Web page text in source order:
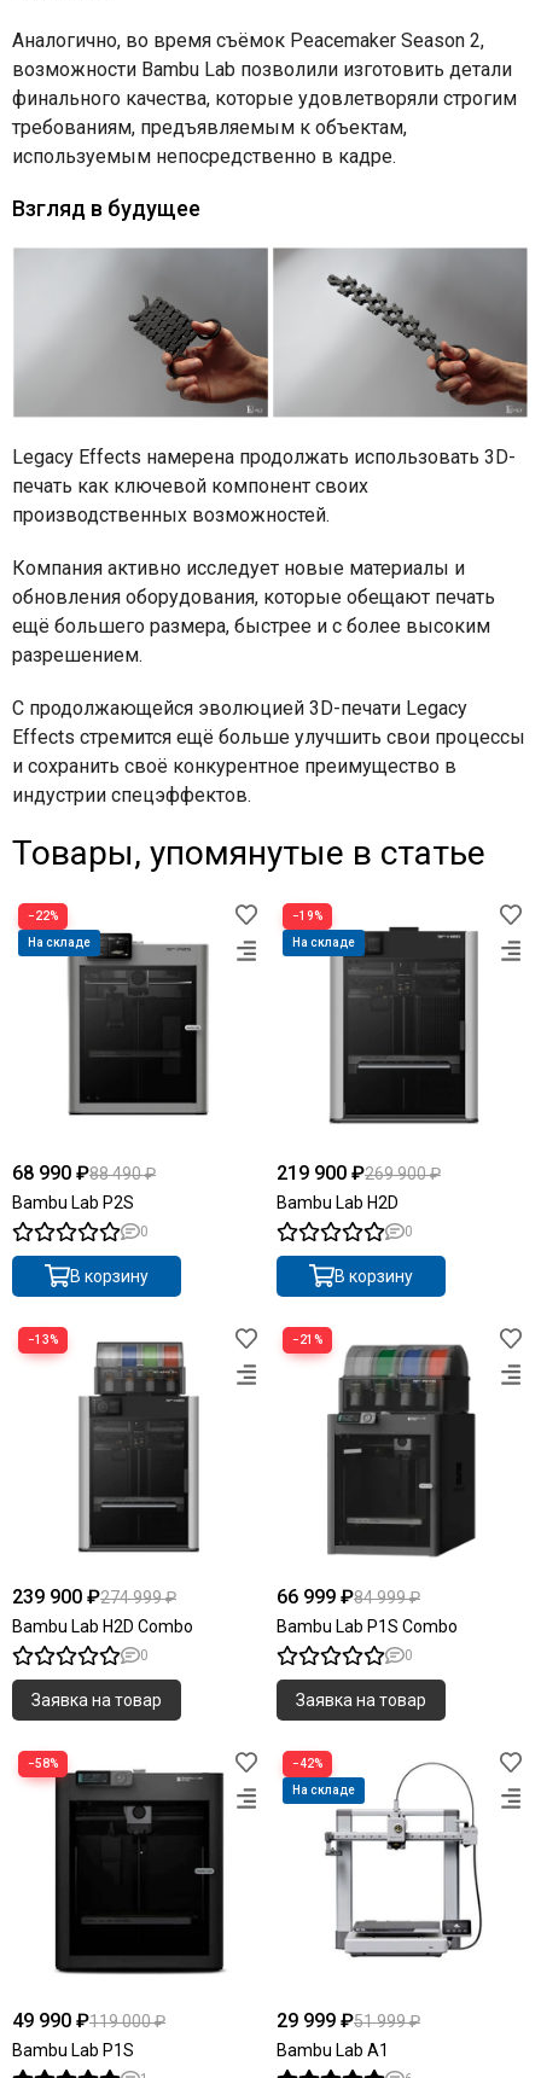
Аналогично, во время съёмок Peacemaker Season 2,
возможности Bambu Lab позволили изготовить детали
финального качества, которые удовлетворяли строгим
требованиям, предъявляемым к объектам,
используемым непосредственно в кадре.
Взгляд в будущее
Legacy Effects намерена продолжать использовать 3D-
печать как ключевой компонент своих
производственных возможностей.
Компания активно исследует новые материалы и
обновления оборудования, которые обещают печать
ещё большего размера, быстрее и с более высоким
разрешением.
С продолжающейся эволюцией 3D-печати Legacy
Effects стремится ещё больше улучшить свои процессы
и сохранить своё конкурентное преимущество в
индустрии спецэффектов.
Товары, упомянутые в статье
−22%
На складе
68 990 ₽88 490 ₽
Bambu Lab P2S
0
В корзину
−19%
На складе
219 900 ₽269 900 ₽
Bambu Lab H2D
0
В корзину
−13%
239 900 ₽274 999 ₽
Bambu Lab H2D Combo
0
Заявка на товар
−21%
66 999 ₽84 999 ₽
Bambu Lab P1S Combo
0
Заявка на товар
−58%
49 990 ₽119 000 ₽
Bambu Lab P1S
−42%
На складе
29 999 ₽51 999 ₽
Bambu Lab A1